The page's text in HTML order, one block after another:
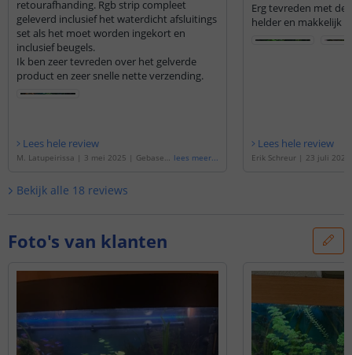
retourafhanding. Rgb strip compleet
geleverd inclusief het waterdicht afsluitings
set als het moet worden ingekort en
inclusief beugels.
Ik ben zeer tevreden over het gelverde
product en zeer snelle nette verzending.
Lees hele review
M. Latupeirissa | 3 mei 2025 | Gebaseer lees meer...
Erg tevreden met de
helder en makkelijk
Lees hele review
Erik Schreur| 23 juli 2023
Bekijk alle 18 reviews
Foto's van klanten